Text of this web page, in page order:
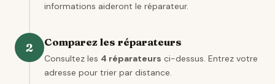
informations aideront le réparateur.
2 Comparez les réparateurs
Consultez les 4 réparateurs ci-dessus. Entrez votre
adresse pour trier par distance.